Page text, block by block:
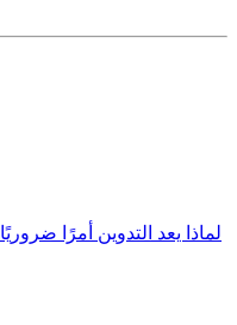
لماذا يعد التدوين أمرًا